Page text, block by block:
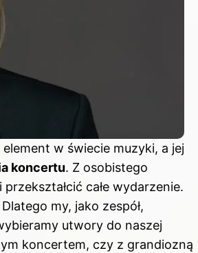
w świecie muzyki, a jej
koncertu. Z osobistego
całe wydarzenie.
my, jako zespół,
utwory do naszej
koncertem, czy z grandiozną